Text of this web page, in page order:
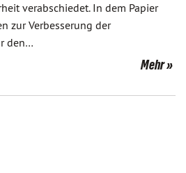
verabschiedet. In dem Papier
zur Verbesserung der
den…
Mehr